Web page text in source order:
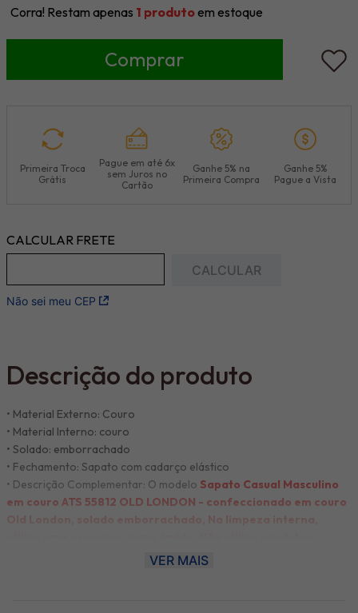
Corra! Restam apenas 1 produtoem estoque
Primeira Troca
Grátis
Pague em até 6x
sem Juros no
Cartão
Ganhe 5% na
Primeira Compra
Ganhe 5%
Pague a Vista
Não sei meu CEP
Descrição do produto
• Material Externo: Couro
• Material Interno: couro
• Solado: emborrachado
• Fechamento: Sapato com cadarço elástico
• Descrição Complementar: O modelo Sapato Casual Masculino
em couro ATS 55812 OLD LONDON - confeccionado em couro
Old London, solado emborrachado, Na limpeza interna,
químicos que não sejam específicos para couro; Evite mofos:
VER MAIS